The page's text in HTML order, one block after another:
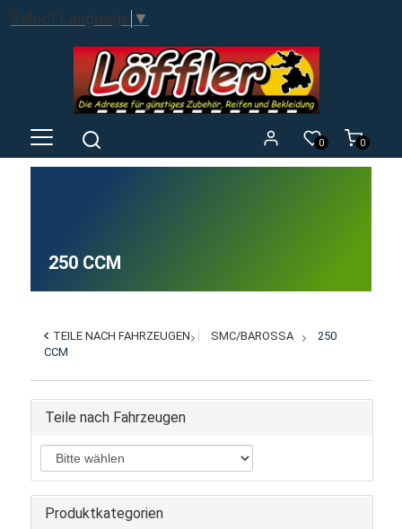
Select Language ▼
0
0
250 CCM
TEILE NACH FAHRZEUGEN SMC/BAROSSA
250
CCM
Teile nach Fahrzeugen
Produktkategorien